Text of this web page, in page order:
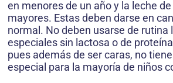
en menores de un año y la leche
mayores. Estas deben darse en
normal. No deben usarse de rutina
especiales sin lactosa o de
pues además de ser caras, no
especial para la mayoría de niños